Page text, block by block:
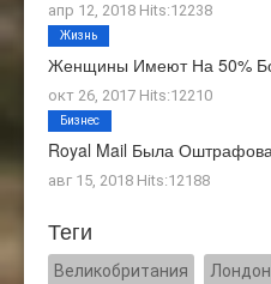
апр 12, 2018 Hits:12238
Женщины Имеют На 50%
окт 26, 2017 Hits:12210
Жизнь
Royal Mail Была
авг 15, 2018 Hits:12188
Бизнес
Теги
Великобритания Лондон